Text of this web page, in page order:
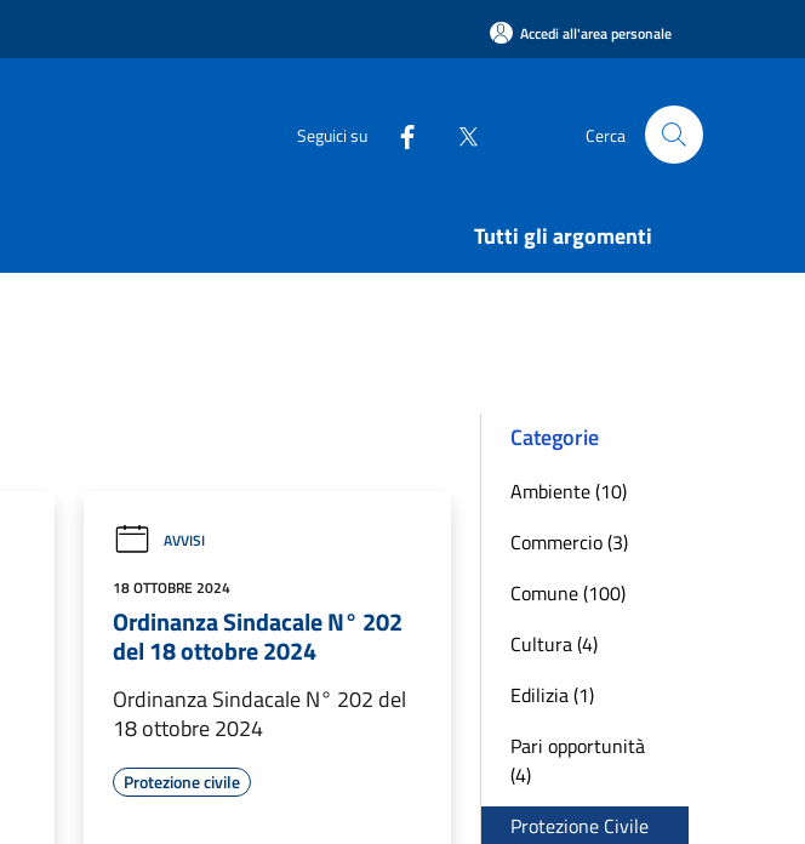
Accedi all'area personale
Seguici su Cerca
Tutti gli argomenti
AVVISI
18 OTTOBRE 2024
Ordinanza Sindacale N° 202
del 18 ottobre 2024
Ordinanza Sindacale N° 202 del
18 ottobre 2024
Protezione civile
Categorie
Ambiente (10)
Commercio (3)
Comune (100)
Cultura (4)
Edilizia (1)
Pari opportunità
(4)
Protezione Civile